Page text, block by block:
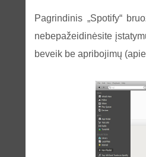
Pagrindinis „Spotify“
nebepažeidinėsite
beveik be apribojimų